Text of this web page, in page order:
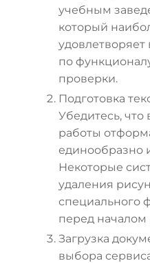
учебным
который
по
проверки.
Подготовка
Убедитесь, что
работы
единообразно
Некоторые
удаления
специального
перед началом
Загрузка
выбора